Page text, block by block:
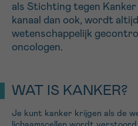
als Stichting tegen
kanaal dan ook, wordt
wetenschappelijk
oncologen.
WAT IS KANKER?
Je kunt kanker krijgen als de
VOORNAAM
EMAIL
16h-18h
Verder